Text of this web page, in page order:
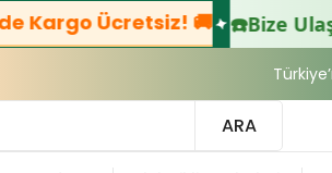
Ücretsiz! 🚚 ☎️Bize
ARA